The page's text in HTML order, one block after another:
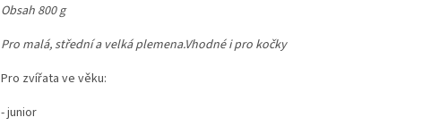
Obsah 800 g
Pro malá, střední a velká plemena.Vhodné i pro kočky
Pro zvířata ve věku:
- junior